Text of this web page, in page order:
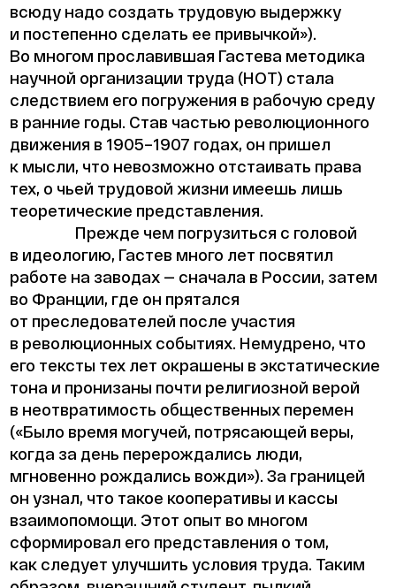
всюду надо создать трудовую выдержку
и постепенно сделать ее привычкой»).
Во многом прославившая Гастева методика
научной организации труда (НОТ) стала
следствием его погружения в рабочую среду
в ранние годы. Став частью революционного
движения в 1905–1907 годах, он пришел
к мысли, что невозможно отстаивать права
тех, о чьей трудовой жизни имеешь лишь
теоретические представления.
Прежде чем погрузиться с головой
в идеологию, Гастев много лет посвятил
работе на заводах — сначала в России, затем
во Франции, где он прятался
от преследователей после участия
в революционных событиях. Немудрено, что
его тексты тех лет окрашены в экстатические
тона и пронизаны почти религиозной верой
в неотвратимость общественных перемен
(«Было время могучей, потрясающей веры,
когда за день перерождались люди,
мгновенно рождались вожди»). За границей
он узнал, что такое кооперативы и кассы
взаимопомощи. Этот опыт во многом
сформировал его представления о том,
как следует улучшить условия труда. Таким